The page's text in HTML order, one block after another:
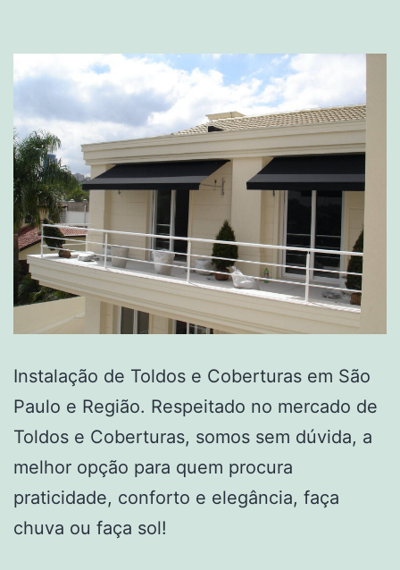
Instalação de Toldos e Coberturas em São
Paulo e Região. Respeitado no mercado de
Toldos e Coberturas, somos sem dúvida, a
melhor opção para quem procura
praticidade, conforto e elegância, faça
chuva ou faça sol!